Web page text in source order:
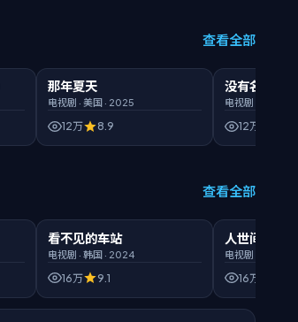
查看全部
那年夏天
电视剧 · 美国 · 2025
12万 8.9
没有名字的
电视剧
12万
查看全部
热门
看不见的车站
电视剧 · 韩国 · 2024
16万 9.1
热门
人世间 第一
电视剧
16万